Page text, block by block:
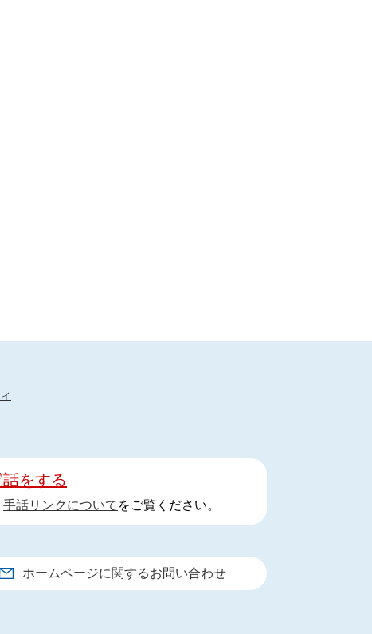
をする
手話リンクについて をご覧ください。
ホームページに関するお問い合わせ